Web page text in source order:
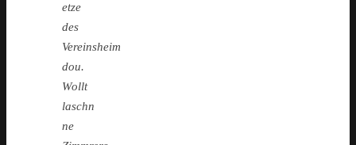
etze
des
Vereinsheim
dou.
Wollt
laschn
ne